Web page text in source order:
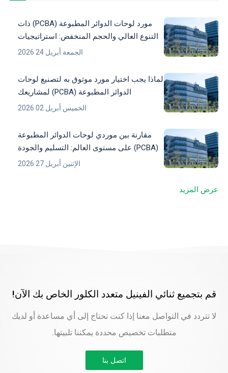
مورد لوحات الدوائر المطبوعة (PCBA) ذات
التنوع العالي والحجم المنخفض: استراتيجيات
للإلكترونيات المعقدة
الجمعة أبريل 24 2026
لماذا يجب اختيار مورد موثوق به لتصنيع لوحات
الدوائر المطبوعة (PCBA) لمشاريعك
الإلكترونيةالخميس أبريل 02 2026
مقارنة بين موردي لوحات الدوائر المطبوعة
(PCBA) على مستوى العالم: التسليم والجودة
والدعم الفنيالإثنين أبريل 27 2026
عرض المزيد
قم بتجميع ثنائي الفينيل متعدد الكلور الخاص بك الآن!
لا تتردد في التواصل معنا إذا كنت تحتاج إلى أي مساعدة أو لديك
متطلبات تخصيص محددة يمكننا تلبيتها.
اتصل بنا